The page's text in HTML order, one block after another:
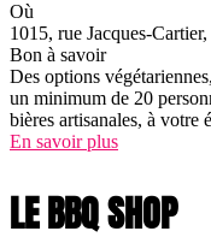
Où
1015, rue Jacques-
Bon à savoir
Des options
un minimum de 20
bières artisanales, à votre
En savoir plus
LE BBQ SHOP